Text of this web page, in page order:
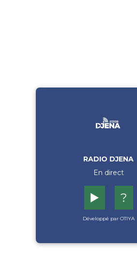
RADIO DJENA
En direct
▶️ ?
Développé par OTIYA